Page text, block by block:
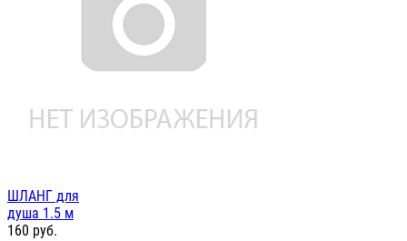
ШЛАНГ для
душа 1.5 м
160 руб.